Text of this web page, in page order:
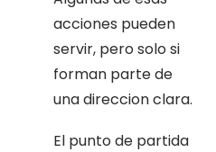
acciones pueden
servir, pero solo si
forman parte de
una direccion clara.
El punto de partida